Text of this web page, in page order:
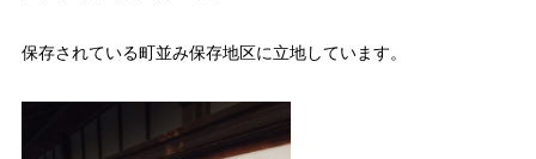
保存されている町並み保存地区に立地しています。